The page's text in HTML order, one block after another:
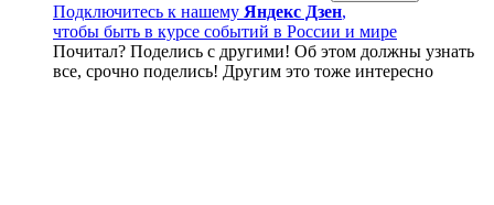
Подключитесь к нашему Яндекс Дзен,
чтобы быть в курсе событий в России и мире
Почитал? Поделись с другими! Об этом должны узнать
все, срочно поделись! Другим это тоже интересно